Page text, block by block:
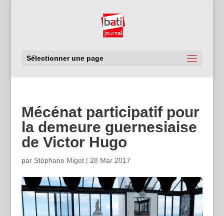
Sélectionner une page
Mécénat participatif pour
la demeure guernesiaise
de Victor Hugo
par Stéphane Miget| 28 Mar 2017